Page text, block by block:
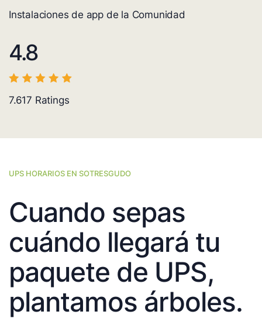
Instalaciones de app de la Comunidad
4.8
7.617 Ratings
UPS HORARIOS EN SOTRESGUDO
Cuando sepas
cuándo llegará tu
paquete de UPS,
plantamos árboles.